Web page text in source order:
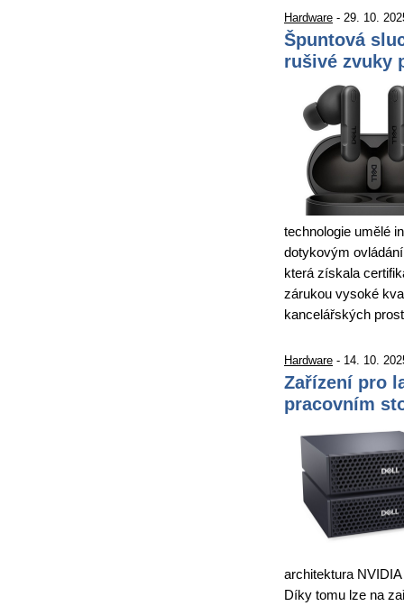
Hardware - 29. 10.
Špuntová
rušivé zvuky
technologie umělé
dotykovým
která získala
zárukou vysoké
kancelářských
Hardware - 14. 10.
Zařízení pro
pracovním
architektura
Díky tomu lze na